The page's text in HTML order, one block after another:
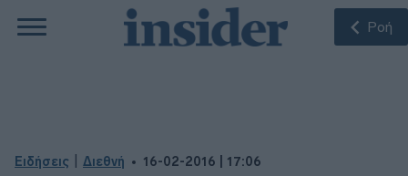
Ροή
Ειδήσεις Διεθνή 16-02-2016 | 17:06